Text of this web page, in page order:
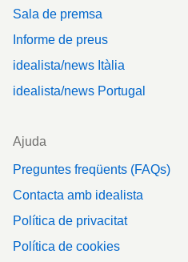
Sala de premsa
Informe de preus
idealista/news Itàlia
idealista/news Portugal
Ajuda
Preguntes freqüents (FAQs)
Contacta amb idealista
Política de privacitat
Política de cookies